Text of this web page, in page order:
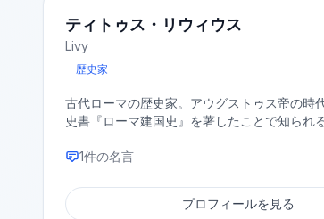
ティトゥス・リウィウス
Livy
歴史家
古代ローマの歴史家。アウグストゥス帝の時
史書『ローマ建国史』を著したことで知られ
1件の名言
プロフィールを見る